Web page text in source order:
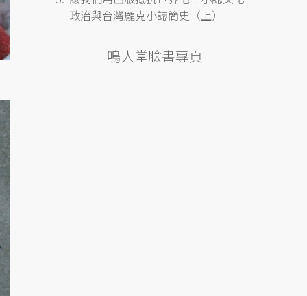
政治與台灣龐克小誌簡史（上）
鳴人堂臉書專頁